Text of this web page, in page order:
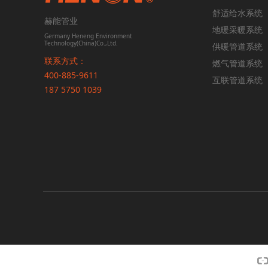
赫能管业
Germany Heneng Environment
Technology(China)Co.,Ltd.
联系方式：
400-885-9611
‭187 5750 1039
舒适给水系统
地暖采暖系统
供暖管道系统
燃气管道系统
互联管道系统